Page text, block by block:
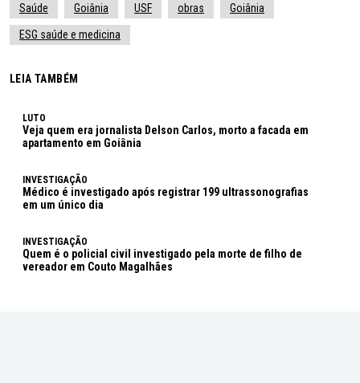
Saúde Goiânia USF obras Goiânia
ESG saúde e medicina
LEIA TAMBÉM
LUTO
Veja quem era jornalista Delson Carlos, morto a facada em
apartamento em Goiânia
INVESTIGAÇÃO
Médico é investigado após registrar 199 ultrassonografias
em um único dia
INVESTIGAÇÃO
Quem é o policial civil investigado pela morte de filho de
vereador em Couto Magalhães